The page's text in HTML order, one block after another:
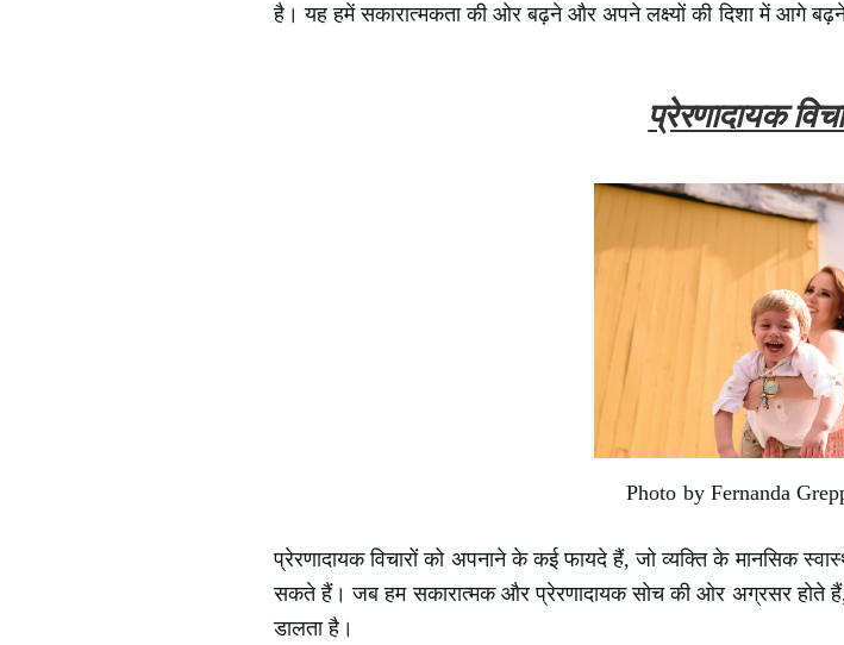
है। यह हमें सकारात्मकता की ओर बढ़ने और अपने लक्ष्यों की दिशा में आगे
प्रेरणादायक
Photo by Fernanda
प्रेरणादायक विचारों को अपनाने के कई फायदे हैं, जो व्यक्ति के मानसिक
सकते हैं। जब हम सकारात्मक और प्रेरणादायक सोच की ओर अग्रसर होते हैं,
डालता है।